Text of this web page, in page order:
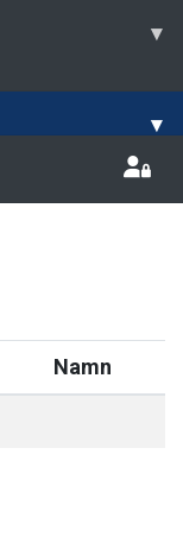
▾
▾
Namn